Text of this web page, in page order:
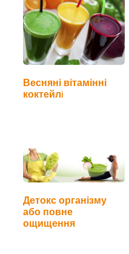
Весняні вітамінні
коктейлi
Детокс організму
або повне
ощищення